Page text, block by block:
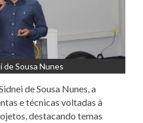
de Sousa Nunes
de Sousa Nunes, a
e técnicas voltadas à
destacando temas